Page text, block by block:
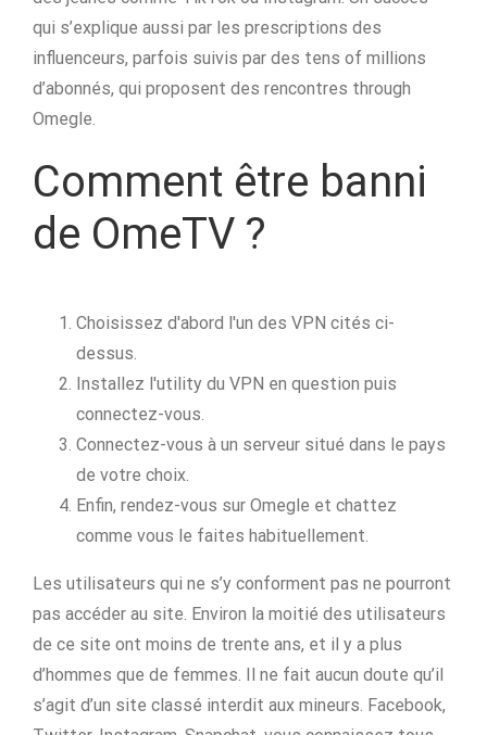
qui s’explique aussi par les prescriptions des
influenceurs, parfois suivis par des tens of millions
d’abonnés, qui proposent des rencontres through
Omegle.
Comment être banni
de OmeTV ?
Choisissez d'abord l'un des VPN cités ci-
dessus.
Installez l'utility du VPN en question puis
connectez-vous.
Connectez-vous à un serveur situé dans le pays
de votre choix.
Enfin, rendez-vous sur Omegle et chattez
comme vous le faites habituellement.
Les utilisateurs qui ne s’y conforment pas ne pourront
pas accéder au site. Environ la moitié des utilisateurs
de ce site ont moins de trente ans, et il y a plus
d’hommes que de femmes. Il ne fait aucun doute qu’il
s’agit d’un site classé interdit aux mineurs. Facebook,